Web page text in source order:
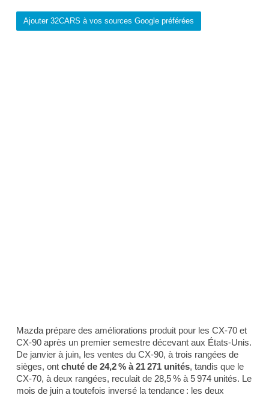
Ajouter 32CARS à vos sources Google préférées
Mazda prépare des améliorations produit pour les CX-70 et
CX-90 après un premier semestre décevant aux États-Unis.
De janvier à juin, les ventes du CX-90, à trois rangées de
sièges, ont chuté de 24,2 % à 21 271 unités, tandis que le
CX-70, à deux rangées, reculait de 28,5 % à 5 974 unités. Le
mois de juin a toutefois inversé la tendance : les deux